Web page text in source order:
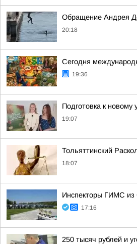
Обращение Андрея
20:18
Сегодня
19:36
Подготовка к
19:07
Тольяттинский
18:07
Инспекторы ГИМС из
17:16
250 тысяч рублей и